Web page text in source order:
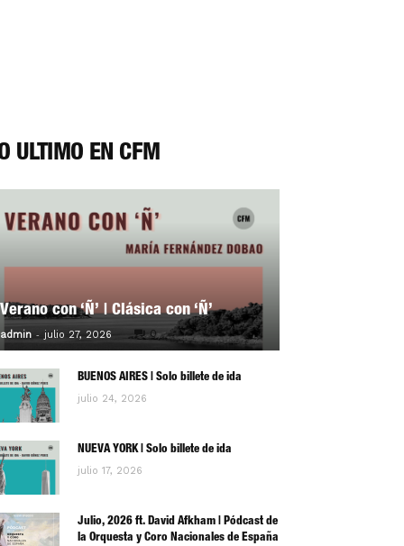
ÚLTIMO EN CFM
Verano con ‘Ñ’ | Clásica con ‘Ñ’
admin - julio 27, 2026 0
BUENOS AIRES | Solo billete de ida
julio 24, 2026
NUEVA YORK | Solo billete de ida
julio 17, 2026
Julio, 2026 ft. David Afkham | Pódcast de
la Orquesta y Coro Nacionales de España